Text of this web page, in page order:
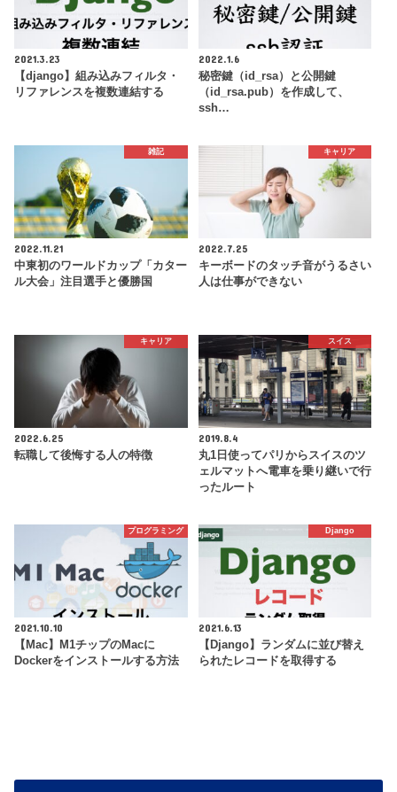
2021.3.23
【django】組み込みフィルタ・
リファレンスを複数連結する
2022.1.6
秘密鍵（id_rsa）と公開鍵
（id_rsa.pub）を作成して、
ssh…
雑記
2022.11.21
中東初のワールドカップ「カター
ル大会」注目選手と優勝国
キャリア
2022.7.25
キーボードのタッチ音がうるさい
人は仕事ができない
キャリア
2022.6.25
転職して後悔する人の特徴
スイス
2019.8.4
丸1日使ってパリからスイスのツ
ェルマットへ電車を乗り継いで行
ったルート
プログラミング
2021.10.10
【Mac】M1チップのMacに
Dockerをインストールする方法
Django
2021.6.13
【Django】ランダムに並び替え
られたレコードを取得する